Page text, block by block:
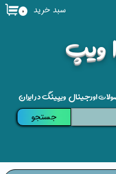
ویپ
۰ سبد خرید
اورجینال ویپینگ در ایران
جستجو